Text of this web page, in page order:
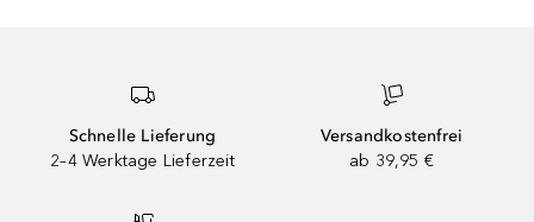
Schnelle Lieferung
2–4 Werktage Lieferzeit
Versandkostenfrei
ab 39,95 €